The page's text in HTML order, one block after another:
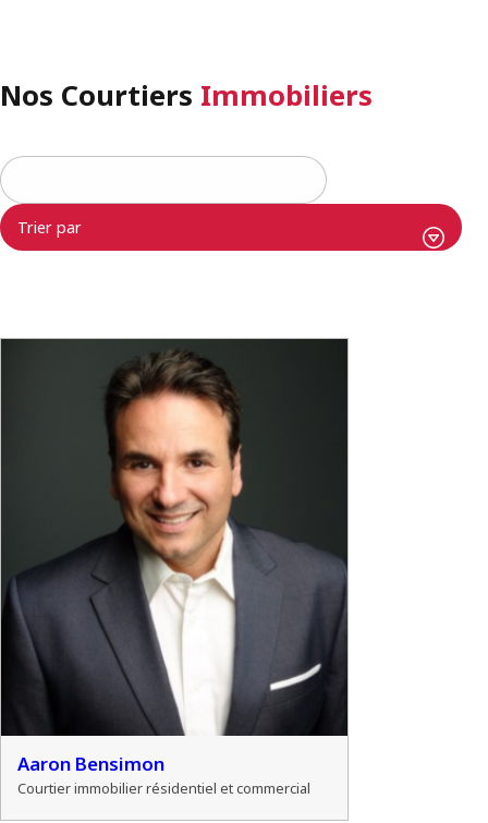
Nos Courtiers Immobiliers
Aaron Bensimon
Courtier immobilier résidentiel et commercial